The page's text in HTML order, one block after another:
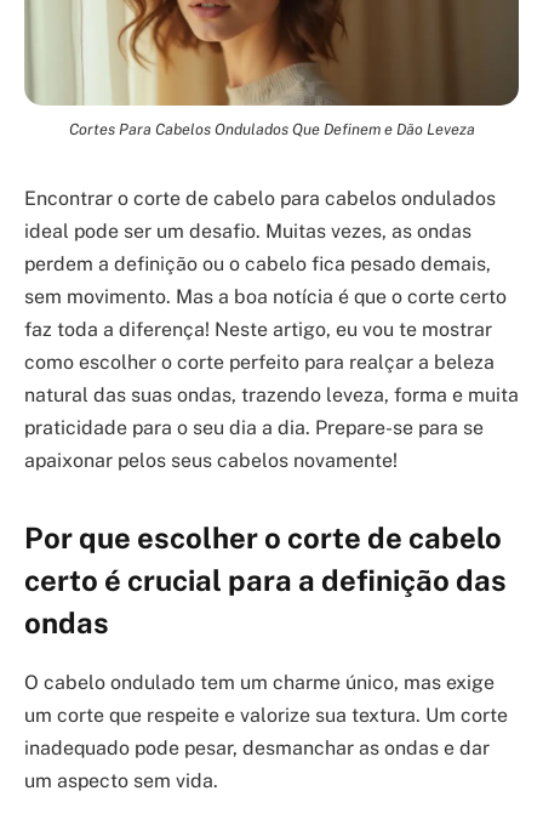
Cortes Para Cabelos Ondulados Que Definem e Dão Leveza
Encontrar o corte de cabelo para cabelos ondulados
ideal pode ser um desafio. Muitas vezes, as ondas
perdem a definição ou o cabelo fica pesado demais,
sem movimento. Mas a boa notícia é que o corte certo
faz toda a diferença! Neste artigo, eu vou te mostrar
como escolher o corte perfeito para realçar a beleza
natural das suas ondas, trazendo leveza, forma e muita
praticidade para o seu dia a dia. Prepare-se para se
apaixonar pelos seus cabelos novamente!
Por que escolher o corte de cabelo
certo é crucial para a definição das
ondas
O cabelo ondulado tem um charme único, mas exige
um corte que respeite e valorize sua textura. Um corte
inadequado pode pesar, desmanchar as ondas e dar
um aspecto sem vida.